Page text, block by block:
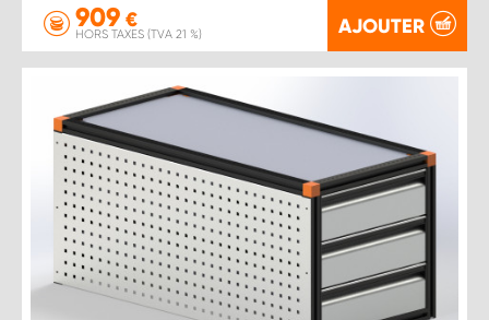
909 €
HORS TAXES (TVA 21 %) AJOUTER